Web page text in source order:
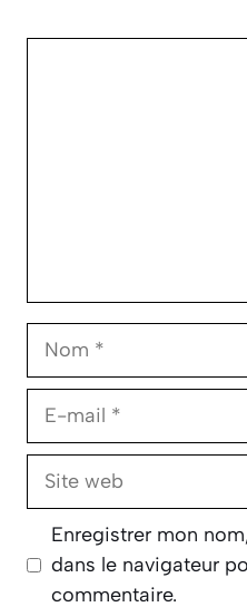
Nom
E-
Site
Enregistrer mon
dans le navigateur
commentaire.